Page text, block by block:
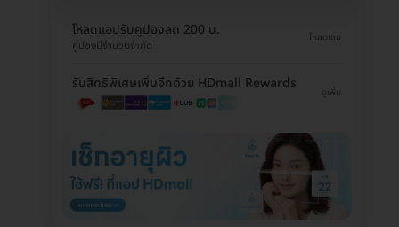
โหลดแอปรับคูปองลด 200 บ.
คูปองมีจำนวนจำกัด
โหลดเลย
รับสิทธิพิเศษเพิ่มอีกด้วย HDmall Rewards
ดูเพิ่ม